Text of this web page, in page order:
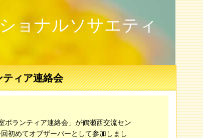
ョナルソサエティ
ィア連絡会
ボランティア連絡会」が鶴瀬西交流セン
初めてオブザーバーとして参加しまし